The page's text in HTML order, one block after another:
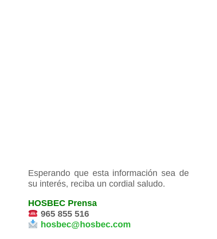
Esperando que esta información sea de
su interés, reciba un cordial saludo.
HOSBEC Prensa
965 855 516
hosbec@hosbec.com